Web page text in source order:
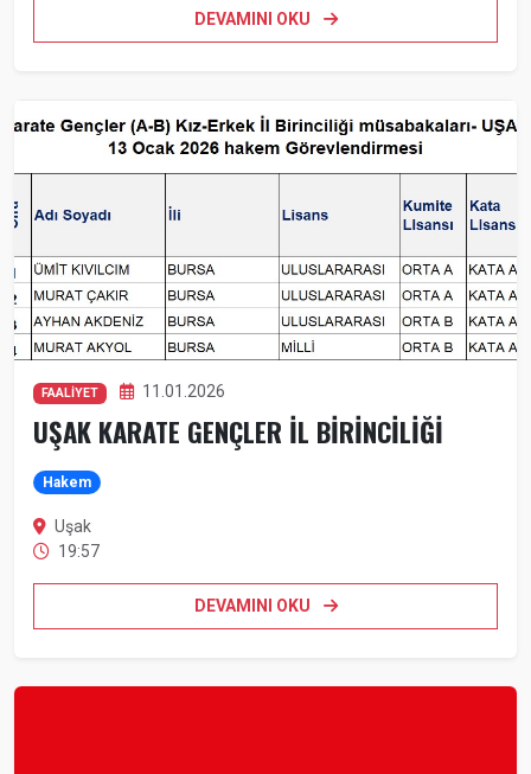
DEVAMINI OKU
FAALİYET 11.01.2026
UŞAK KARATE GENÇLER İL BİRİNCİLİĞİ
Hakem
Uşak
19:57
DEVAMINI OKU